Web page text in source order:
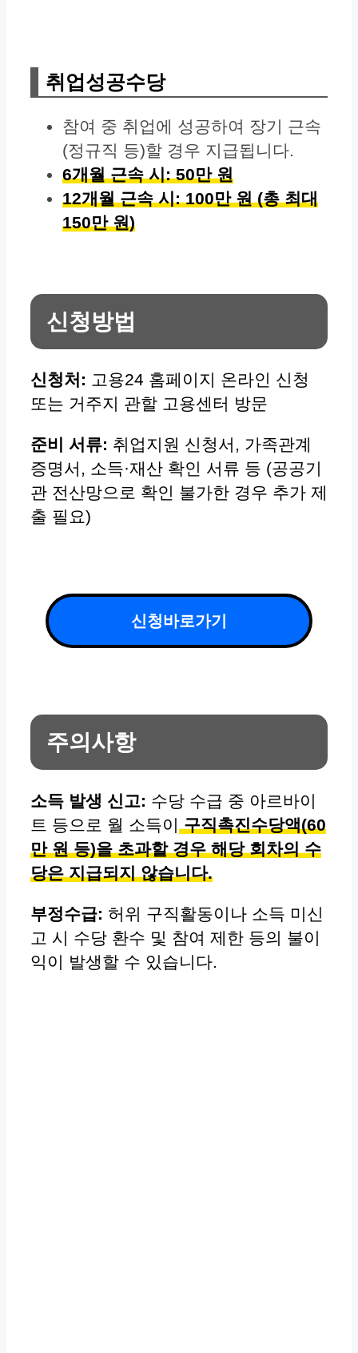
취업성공수당
참여 중 취업에 성공하여 장기 근속
(정규직 등)할 경우 지급됩니다.
6개월 근속 시: 50만 원
12개월 근속 시: 100만 원 (총 최대
150만 원)
신청방법
신청처: 고용24 홈페이지 온라인 신청
또는 거주지 관할 고용센터 방문
준비 서류: 취업지원 신청서, 가족관계
증명서, 소득·재산 확인 서류 등 (공공기
관 전산망으로 확인 불가한 경우 추가 제
출 필요)
신청바로가기
주의사항
소득 발생 신고: 수당 수급 중 아르바이
트 등으로 월 소득이구직촉진수당액(60
만 원 등)을 초과할 경우 해당 회차의 수
당은 지급되지 않습니다.
부정수급: 허위 구직활동이나 소득 미신
고 시 수당 환수 및 참여 제한 등의 불이
익이 발생할 수 있습니다.